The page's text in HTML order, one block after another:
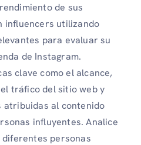
de sus
influencers utilizando
para evaluar su
de Instagram.
clave como el alcance,
tráfico del sitio web y
atribuidas al contenido
influyentes. Analice
personas